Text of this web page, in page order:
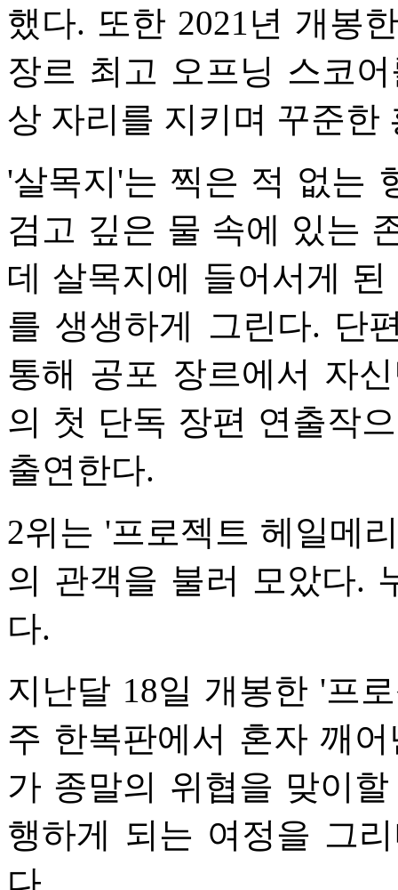
했다. 또한 2021년 개봉
장르 최고 오프닝 스코
상 자리를 지키며 꾸준한
'살목지'는 찍은 적 없는
검고 깊은 물 속에 있는
데 살목지에 들어서게
를 생생하게 그린다. 단
통해 공포 장르에서 자
의 첫 단독 장편 연출작
출연한다.
2위는 '프로젝트 헤일메
의 관객을 불러 모았다.
다.
지난달 18일 개봉한 '프
주 한복판에서 혼자 깨
가 종말의 위협을 맞이
행하게 되는 여정을 그